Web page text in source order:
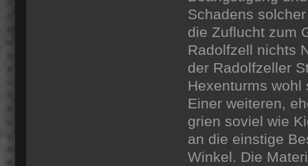
Schadens
die Zuflucht zum
Radolfzell nichts
der Radolfzeller
Hexenturms
Einer weiteren,
grien soviel wie
an die einstige
Winkel. Die